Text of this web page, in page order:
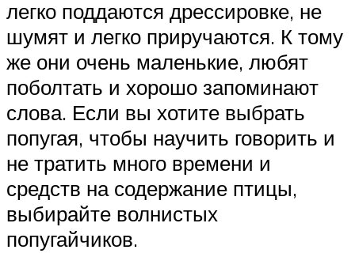
легко поддаются дрессировке, не
шумят и легко приручаются. К тому
же они очень маленькие, любят
поболтать и хорошо запоминают
слова. Если вы хотите выбрать
попугая, чтобы научить говорить и
не тратить много времени и
средств на содержание птицы,
выбирайте волнистых
попугайчиков.